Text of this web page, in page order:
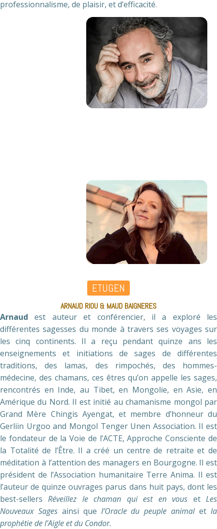
professionnalisme, de plaisir, et d’efficacité.
ETUGEN
ARNAUD RIOU & MAUD BAIGNERES
Arnaudest auteur et conférencier, il a exploré les
différentes sagesses du monde à travers ses voyages sur
les cinq continents. Il a reçu pendant quinze ans les
enseignements et initiations de sages de différentes
traditions, des lamas, des rimpochés, des hommes-
médecine, des chamans, ces êtres qu’on appelle les sages,
rencontrés en Inde, au Tibet, en Mongolie, en Asie, en
Amérique du Nord. Il est initié au chamanisme mongol par
Grand Mère Chingis Ayengat, et membre d’honneur du
Gerliin Urgoo and Mongol Tenger Unen Association. Il est
le fondateur de la Voie de l’ACTE, Approche Consciente de
la Totalité de l’Être. Il a créé un centre de retraite et de
méditation à l’attention des managers en Bourgogne. Il est
président de l’Association humanitaire Terre Anima. Il est
l’auteur de quinze ouvrages parus dans huit pays, dont les
best-sellersRéveillez le chaman qui est en vous etLes
Nouveaux Sagesainsi que l’Oracle du peuple animaletla
prophétie de l’Aigle et du Condor.